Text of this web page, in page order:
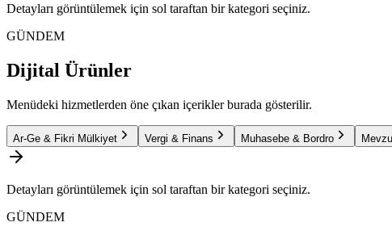
Detayları görüntülemek için sol taraftan bir kategori seçiniz.
GÜNDEM
Dijital Ürünler
Menüdeki hizmetlerden öne çıkan içerikler burada gösterilir.
Ar-Ge & Fikri Mülkiyet Vergi & Finans Muhasebe & Bordro
Detayları görüntülemek için sol taraftan bir kategori seçiniz.
GÜNDEM